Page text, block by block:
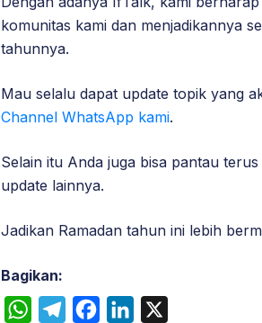
komunitas kami dan menjadikannya
tahunnya.
Mau selalu dapat update topik yang
Channel WhatsApp kami.
Selain itu Anda juga bisa pantau
update lainnya.
Jadikan Ramadan tahun ini lebih
Bagikan:
W